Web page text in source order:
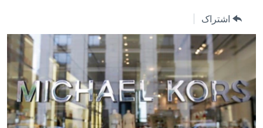
جهش
به
جستجو
ورزشی
گزیده‌ها
ویژه برنامه‌ها
فرهنگ و زندگی
حقوق شهروندی
جام جهانی ۲۰۲۶
عملیات خشم حماسی
۲۵۰سالگی آمریکا
بایگانی برنامه‌های تلویزیونی
مستندها
انتخابات ریاست جمهوری آمریکا ۲۰۲۴
فرکانس‌های صدای آمریکا
پخش رادیویی
یادگیری زبان انگلیسی
دنبال کنید
اشتراک